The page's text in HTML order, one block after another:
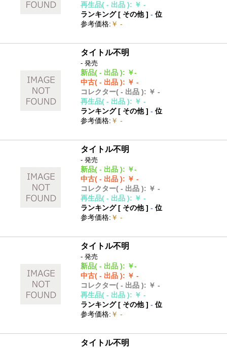
再生品( - 出品 ): ￥ -
ランキング [ その他]- 位
参考価格: ￥ -
タイトル不明
- 発売
新品( - 出品 ): ￥-
中古( - 出品 ): ￥ -
コレクター( - 出品 ): ￥ -
再生品( - 出品 ): ￥ -
ランキング [ その他]- 位
参考価格: ￥ -
タイトル不明
- 発売
新品( - 出品 ): ￥-
中古( - 出品 ): ￥ -
コレクター( - 出品 ): ￥ -
再生品( - 出品 ): ￥ -
ランキング [ その他]- 位
参考価格: ￥ -
タイトル不明
- 発売
新品( - 出品 ): ￥-
中古( - 出品 ): ￥ -
コレクター( - 出品 ): ￥ -
再生品( - 出品 ): ￥ -
ランキング [ その他]- 位
参考価格: ￥ -
タイトル不明